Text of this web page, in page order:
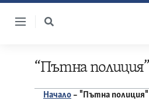
Skip
“Пътна полиция”
Начало – "Пътна полиция"